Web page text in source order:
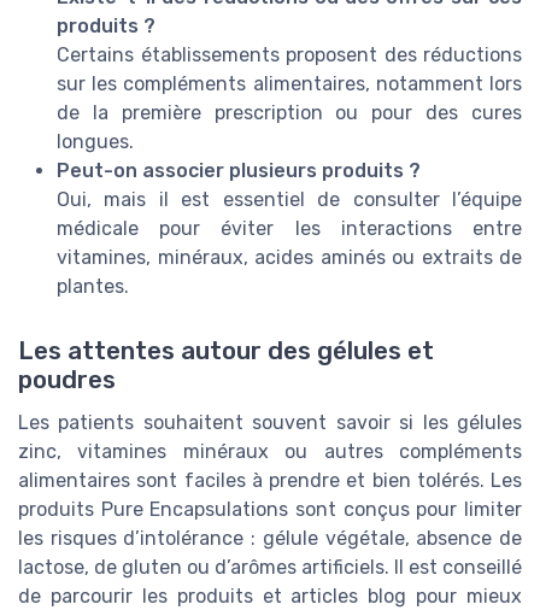
produits ?
Certains établissements proposent des réductions
sur les compléments alimentaires, notamment lors
de la première prescription ou pour des cures
longues.
Peut-on associer plusieurs produits ?
Oui, mais il est essentiel de consulter l’équipe
médicale pour éviter les interactions entre
vitamines, minéraux, acides aminés ou extraits de
plantes.
Les attentes autour des gélules et
poudres
Les patients souhaitent souvent savoir si les gélules
zinc, vitamines minéraux ou autres compléments
alimentaires sont faciles à prendre et bien tolérés. Les
produits Pure Encapsulations sont conçus pour limiter
les risques d’intolérance : gélule végétale, absence de
lactose, de gluten ou d’arômes artificiels. Il est conseillé
de parcourir les produits et articles blog pour mieux